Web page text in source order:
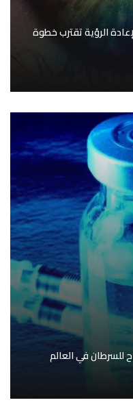
الرؤية تقترب خطوة
للسرطان في العالم